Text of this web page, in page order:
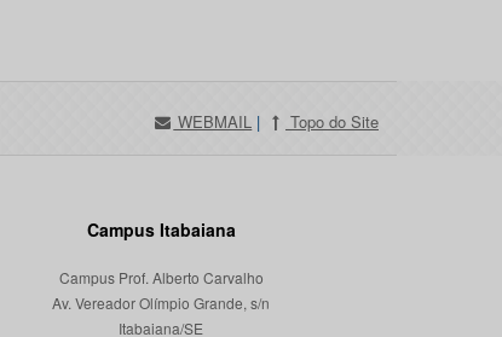
WEBMAIL | Topo do Site
Campus Itabaiana
Campus Prof. Alberto Carvalho
Av. Vereador Olímpio Grande, s/n
Itabaiana/SE